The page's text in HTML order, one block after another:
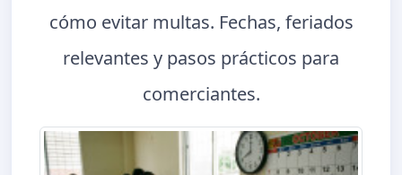
cómo evitar multas. Fechas, feriados
relevantes y pasos prácticos para
comerciantes.